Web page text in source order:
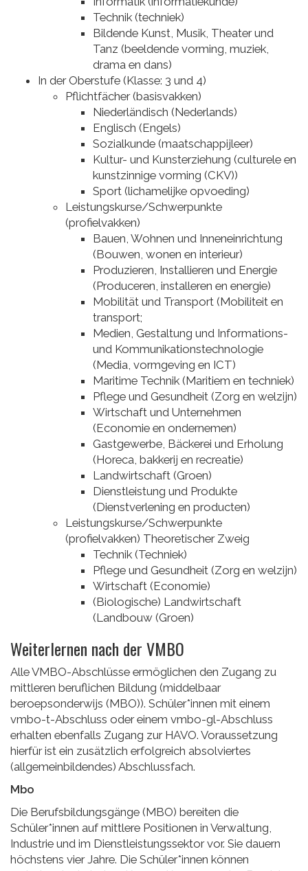
Technik (techniek)
Bildende Kunst, Musik, Theater und
Tanz (beeldende vorming, muziek,
drama en dans)
In der Oberstufe (Klasse: 3 und 4)
Pflichtfächer (basisvakken)
Niederländisch (Nederlands)
Englisch (Engels)
Sozialkunde (maatschappijleer)
Kultur- und Kunsterziehung (culturele en
kunstzinnige vorming (CKV))
Sport (lichamelijke opvoeding)
Leistungskurse/Schwerpunkte
(profielvakken)
Bauen, Wohnen und Inneneinrichtung
(Bouwen, wonen en interieur)
Produzieren, Installieren und Energie
(Produceren, installeren en energie)
Mobilität und Transport (Mobiliteit en
transport;
Medien, Gestaltung und Informations-
und Kommunikationstechnologie
(Media, vormgeving en ICT)
Maritime Technik (Maritiem en techniek)
Pflege und Gesundheit (Zorg en welzijn)
Wirtschaft und Unternehmen
(Economie en ondernemen)
Gastgewerbe, Bäckerei und Erholung
(Horeca, bakkerij en recreatie)
Landwirtschaft (Groen)
Dienstleistung und Produkte
(Dienstverlening en producten)
Leistungskurse/Schwerpunkte
(profielvakken) Theoretischer Zweig
Technik (Techniek)
Pflege und Gesundheit (Zorg en welzijn)
Wirtschaft (Economie)
(Biologische) Landwirtschaft
(Landbouw (Groen)
Weiterlernen nach der VMBO
Alle VMBO-Abschlüsse ermöglichen den Zugang zu
mittleren beruflichen Bildung (middelbaar
beroepsonderwijs (MBO)). Schüler*innen mit einem
vmbo-t-Abschluss oder einem vmbo-gl-Abschluss
erhalten ebenfalls Zugang zur HAVO. Voraussetzung
hierfür ist ein zusätzlich erfolgreich absolviertes
(allgemeinbildendes) Abschlussfach.
Mbo
Die Berufsbildungsgänge (MBO) bereiten die
Schüler*innen auf mittlere Positionen in Verwaltung,
Industrie und im Dienstleistungssektor vor. Sie dauern
höchstens vier Jahre. Die Schüler*innen können